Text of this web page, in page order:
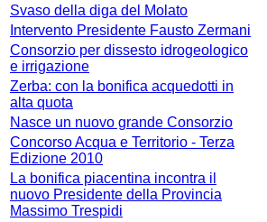
Svaso della diga del Molato
Intervento Presidente Fausto Zermani
Consorzio per dissesto idrogeologico
e irrigazione
Zerba: con la bonifica acquedotti in
alta quota
Nasce un nuovo grande Consorzio
Concorso Acqua e Territorio - Terza
Edizione 2010
La bonifica piacentina incontra il
nuovo Presidente della Provincia
Massimo Trespidi